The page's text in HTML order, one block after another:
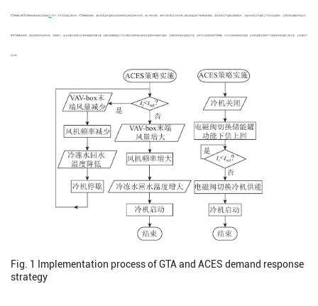
GTA策略与ACES策略的需求响应流程如图1 所示. 对于变风量空调系统，GTA策略实施时，通过改变室内温度设定值来降低空调系统的冷负荷，减小风机功耗、循环水泵功耗及冷机功耗. 重设室温后由于热惯性的原因，室内实际空气温度会缓慢变化，当室内实际空气温度上升至设定温度时，空调系统会重新开始运行.
ACES策略实施时，通过控制系统关停冷机，切换阀门，由主动蓄冷装置为空调末端提供所需冷量. 当蓄冷装置释能至不足以满足空调末端当前设定温度时所需的冷量时，空调房间的室内温度会升高，此时可以选择实施GTA策略，也可以选择观察实际温度，在实际温度达到用户可接受热舒适温度上限之前，主动调控开
启冷机.
Fig. 1
Implementation process of GTA and ACES demand response
strategy